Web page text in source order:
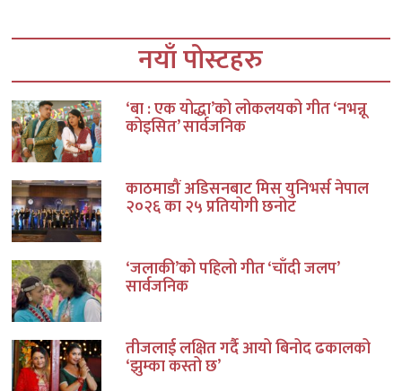
नयाँ पोस्टहरु
‘बा : एक योद्धा’को लोकलयको गीत ‘नभन्नू
कोइसित’ सार्वजनिक
काठमाडौं अडिसनबाट मिस युनिभर्स नेपाल
२०२६ का २५ प्रतियोगी छनोट
‘जलाकी’को पहिलो गीत ‘चाँदी जलप’
सार्वजनिक
तीजलाई लक्षित गर्दै आयो बिनोद ढकालको
‘झुम्का कस्तो छ’